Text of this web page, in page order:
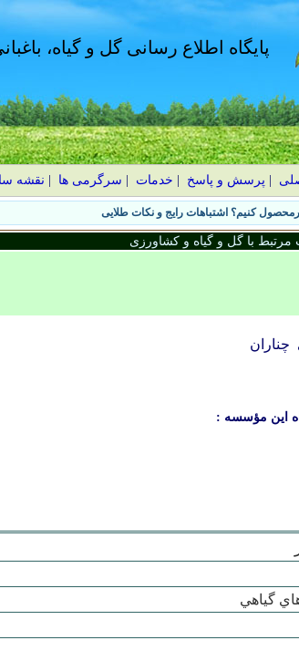
پایگاه اطلاع رسانی گل و گیاه،
پرسش و پاسخ خدمات سرگرمی ها نقشه
کنیم؟ اشتباهات رایج و نکات طلایی
با گل و گیاه و کشاورزی
چناران
این مؤسسه :
گياهي